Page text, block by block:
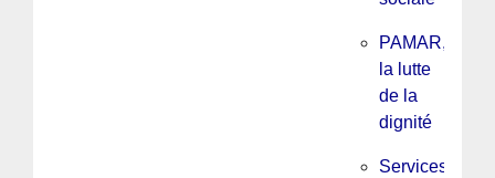
PAMAR,
la lutte
de la
dignité
Services